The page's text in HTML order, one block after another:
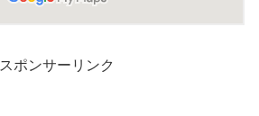
スポンサーリンク